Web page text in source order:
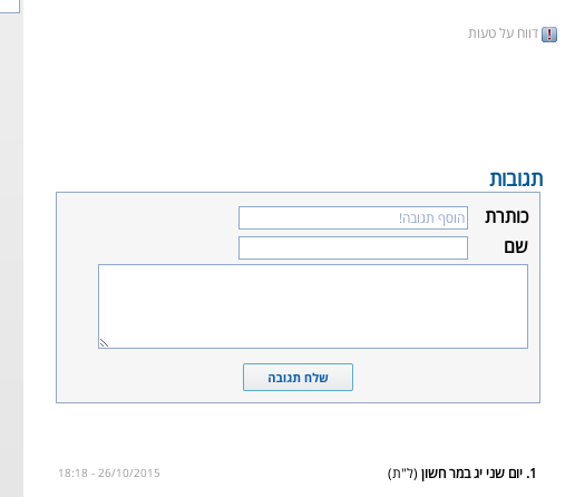
דווח על טעות
תגובות
כותרת
שם
1. יום שני יג במר חשון (ל"ת) 26/10/2015 - 18:18